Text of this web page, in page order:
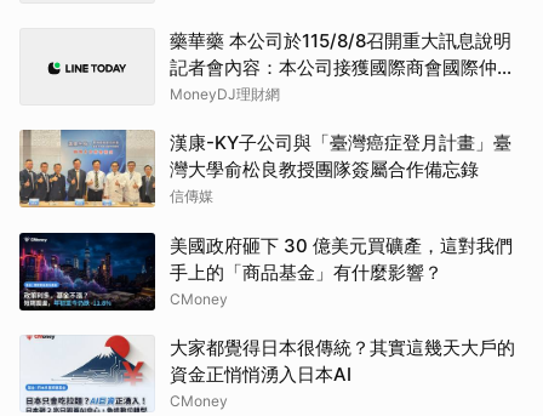
藥華藥 本公司於115/8/8召開重大訊息說明
記者會內容：本公司接獲國際商會國際仲裁
院之第二階段「部分仲裁判斷」
MoneyDJ理財網
漢康-KY子公司與「臺灣癌症登月計畫」臺
灣大學俞松良教授團隊簽屬合作備忘錄
信傳媒
美國政府砸下 30 億美元買礦產，這對我們
手上的「商品基金」有什麼影響？
CMoney
大家都覺得日本很傳統？其實這幾天大戶的
資金正悄悄湧入日本AI
CMoney